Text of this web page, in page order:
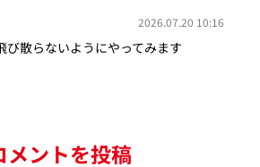
2026.07.20 10:16
び散らないようにやってみます
メントを投稿